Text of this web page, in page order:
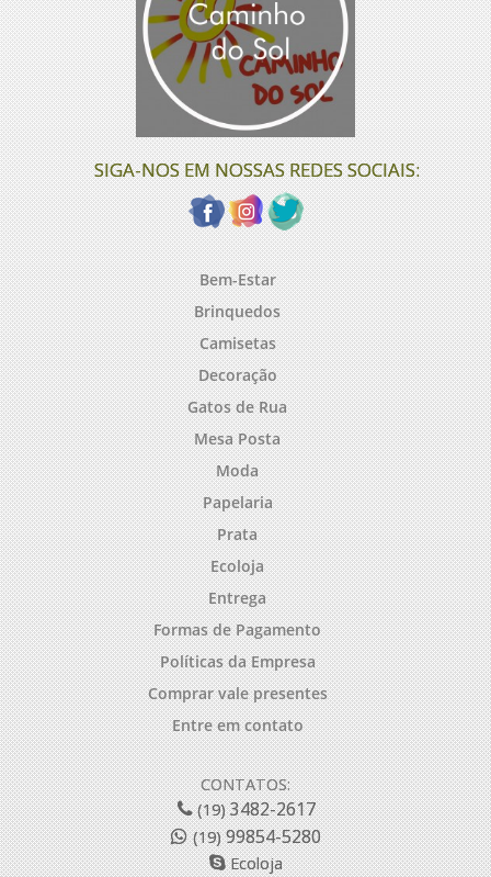
SIGA-NOS EM NOSSAS REDES SOCIAIS:
Bem-Estar
Brinquedos
Camisetas
Decoração
Gatos de Rua
Mesa Posta
Moda
Papelaria
Prata
Ecoloja
Entrega
Formas de Pagamento
Políticas da Empresa
Comprar vale presentes
Entre em contato
CONTATOS:
(19)3482-2617
(19)99854-5280
Ecoloja